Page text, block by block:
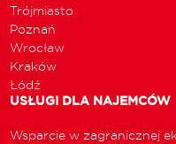
Trójmiasto
Poznań
Wrocław
Kraków
Łódź
USŁUGI DLA NAJEMCÓW
Wsparcie w zagranicznej